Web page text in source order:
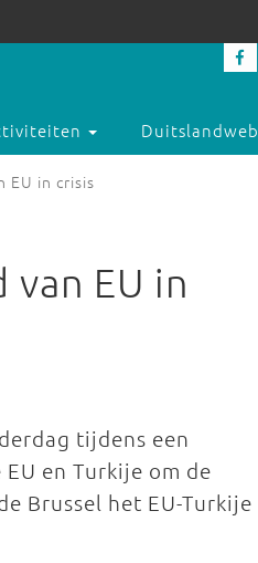
Duitslandweb
EU in crisis
EU in
tijdens een
en Turkije om de
Brussel het EU-Turkije